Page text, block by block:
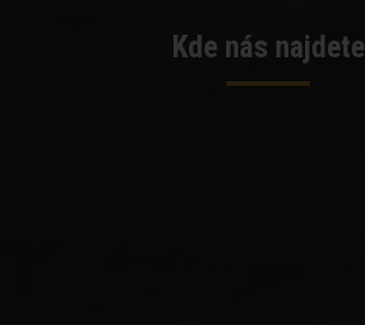
Kde nás najdete